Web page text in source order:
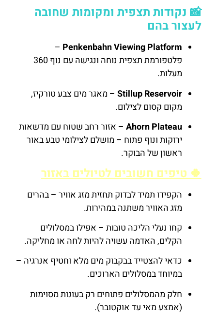
📸 נקודות תצפית ומקומות שחובה
לעצור בהם
Penkenbahn Viewing Platform
–
פלטפורמת תצפית נוחה ונגישה עם נוף 360
מעלות.
Stillup Reservoir – מאגר מים צבע טורקיז,
מקום קסום לצילום.
Ahorn Plateau – אזור רחב שטוח עם מדשאות
ירוקות ונוף פתוח – מושלם לצילומי טבע באור
ראשון של הבוקר.
🍀 טיפים חשובים לטיולים באזור
הקפידו תמיד לבדוק תחזית מזג אוויר – בהרים
מזג האוויר משתנה במהירות.
קחו נעלי הליכה טובות – אפילו במסלולים
הקלים, האדמה עשויה להיות לחה או מחליקה.
כדאי להצטייד בבקבוק מים מלא וחטיף אנרגיה –
במיוחד במסלולים הארוכים.
חלק מהמסלולים פתוחים רק בעונות מסוימות
(אמצע מאי עד אוקטובר).